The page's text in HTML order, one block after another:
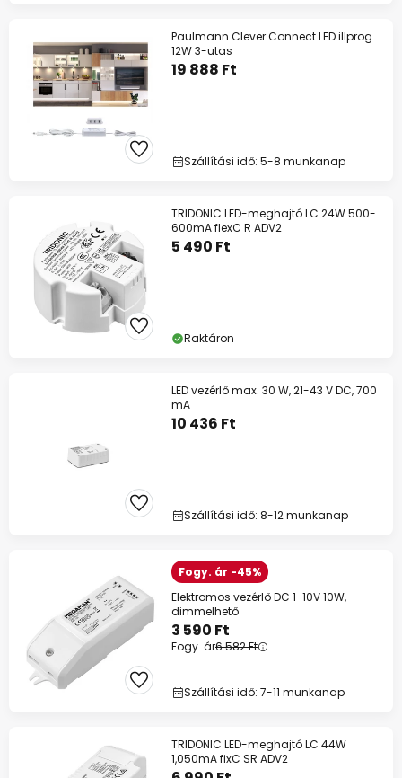
Paulmann Clever Connect LED illprog.
12W 3-utas
19 888 Ft
Szállítási idő: 5-8 munkanap
TRIDONIC LED-meghajtó LC 24W 500-
600mA flexC R ADV2
5 490 Ft
Raktáron
LED vezérlő max. 30 W, 21-43 V DC, 700
mA
10 436 Ft
Szállítási idő: 8-12 munkanap
Fogy. ár -45%
Elektromos vezérlő DC 1-10V 10W,
dimmelhető
3 590 Ft
Fogy. ár6 582 Ft
Szállítási idő: 7-11 munkanap
TRIDONIC LED-meghajtó LC 44W
1,050mA fixC SR ADV2